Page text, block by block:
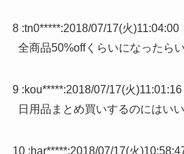
8 :tn0*****:2018/07/17(火)11:04:00
全商品50%offくらいになったら
9 :kou*****:2018/07/17(火)11:01:16
日用品まとめ買いするのにはい
10 :har*****:2018/07/17(火